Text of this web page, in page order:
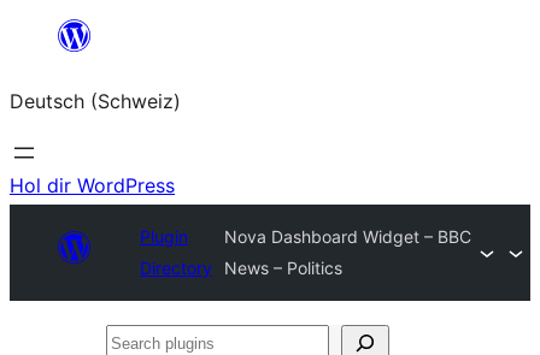
springen
Deutsch (Schweiz)
Hol dir WordPress
Plugin
Directory
Nova Dashboard Widget – BBC
News – Politics
Search